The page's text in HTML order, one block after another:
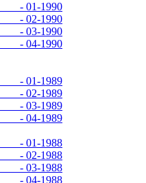
1990
1990
1990
1990
1989
1989
1989
1989
1988
1988
1988
1988